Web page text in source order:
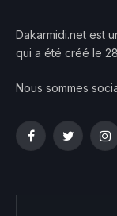
Dakarmidi.net est
qui a été créé le
Nous sommes
FacebookTwitter